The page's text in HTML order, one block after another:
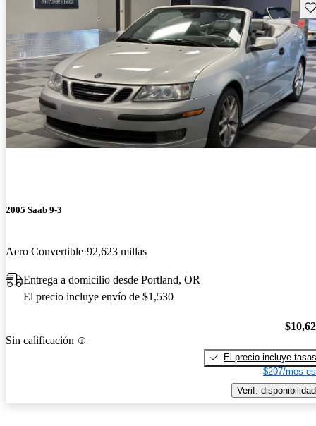
2005 Saab 9-3
Aero Convertible 92,623 millas
Entrega a domicilio desde Portland, OR
El precio incluye envío de $1,530
Sin calificación
El precio incluye tasas
$207/mes
Verif. disponibilidad